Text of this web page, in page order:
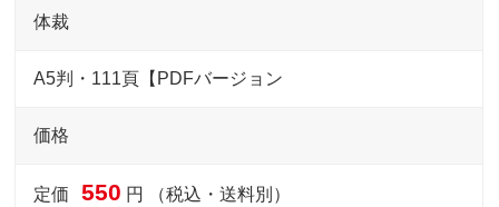
体裁
A5判・111頁【PDFバージョン
価格
定価 550 円 （税込・送料別）